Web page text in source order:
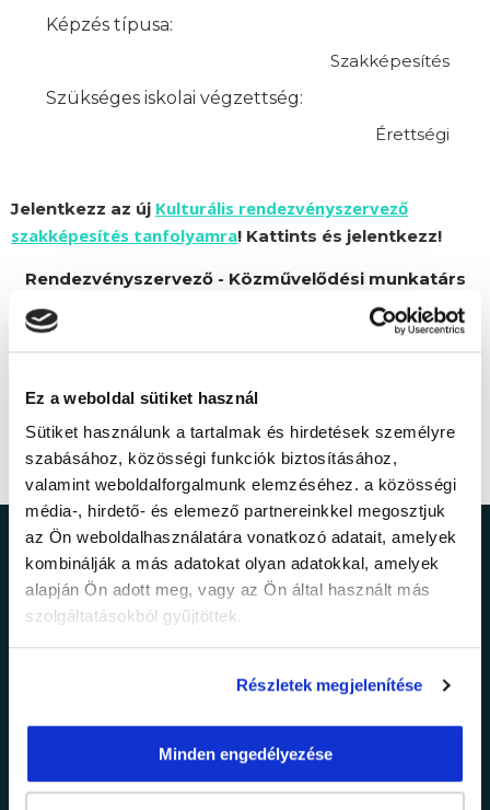
Ez a weboldal sütiket használ
Sütiket használunk a tartalmak és hirdetések személyre
szabásához, közösségi funkciók biztosításához,
valamint weboldalforgalmunk elemzéséhez. a közösségi
média-, hirdető- és elemező partnereinkkel megosztjuk
az Ön weboldalhasználatára vonatkozó adatait, amelyek
kombinálják a más adatokat olyan adatokkal, amelyek
alapján Ön adott meg, vagy az Ön által használt más
szolgáltatásokból gyűjtöttek.
Részletek megjelenítése
Minden engedélyezése
Képzés típusa:
Szakképesítés
Szükséges iskolai végzettség:
Érettségi
Jelentkezz az új Kulturális rendezvényszervező
szakképesítés tanfolyamra! Kattints és jelentkezz!
Rendezvényszervező - Közművelődési munkatárs
szakképesítés tanfolyam képzésünket Alfa Kapos
Képző Központ Kft. partnerünk szervezi.
Ne maradj le a
legfrissebb
információkról!
legfrissebb híreinkről és időszakos
promócióinkról.